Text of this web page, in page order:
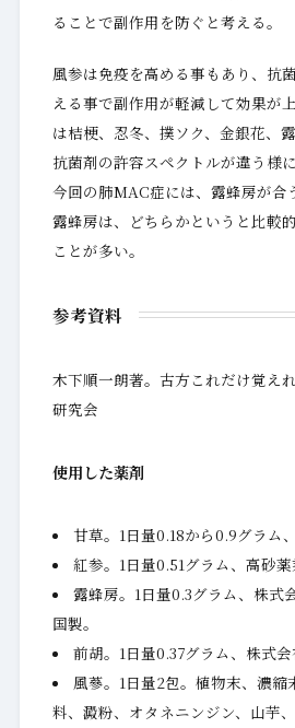
ることで副作用を防ぐと考える。
風参は免疫を高める事もあり、抗
える事で副作用が軽減して効果が
は桔梗、忍冬、撲ソク、金銀花、
抗菌剤の許容スペクトルが違う様
今回の肺MAC症には、露蜂房が合
露蜂房は、どちらかというと比較
ことが多い。
参考資料
木下順一朗著。古方これだけ覚え
研究会
使用した薬剤
甘草。1日量0.18から0.9グラム
紅参。1日量0.51グラム、高砂薬
露蜂房。1日量0.3グラム、株式
国製。
前胡。1日量0.37グラム、株式会
風蔘。1日量2包。植物末、濃縮
料、澱粉、オタネニンジン、山芋